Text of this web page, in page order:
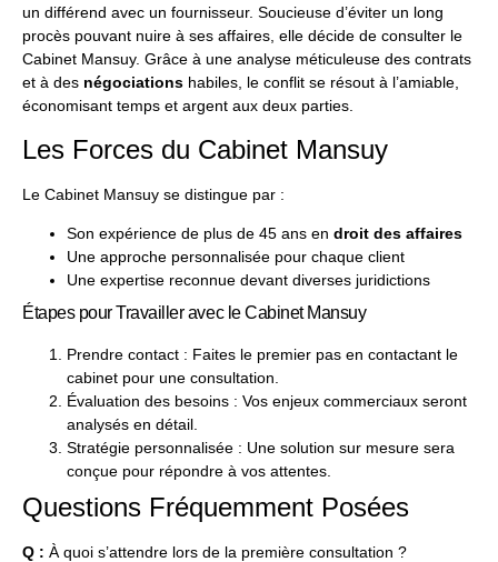
un différend avec un fournisseur. Soucieuse d’éviter un long
procès pouvant nuire à ses affaires, elle décide de consulter le
Cabinet Mansuy. Grâce à une analyse méticuleuse des contrats
et à des négociations habiles, le conflit se résout à l’amiable,
économisant temps et argent aux deux parties.
Les Forces du Cabinet Mansuy
Le Cabinet Mansuy se distingue par :
Son expérience de plus de 45 ans en droit des affaires
Une approche personnalisée pour chaque client
Une expertise reconnue devant diverses juridictions
Étapes pour Travailler avec le Cabinet Mansuy
Prendre contact : Faites le premier pas en contactant le
cabinet pour une consultation.
Évaluation des besoins : Vos enjeux commerciaux seront
analysés en détail.
Stratégie personnalisée : Une solution sur mesure sera
conçue pour répondre à vos attentes.
Questions Fréquemment Posées
Q : À quoi s’attendre lors de la première consultation ?